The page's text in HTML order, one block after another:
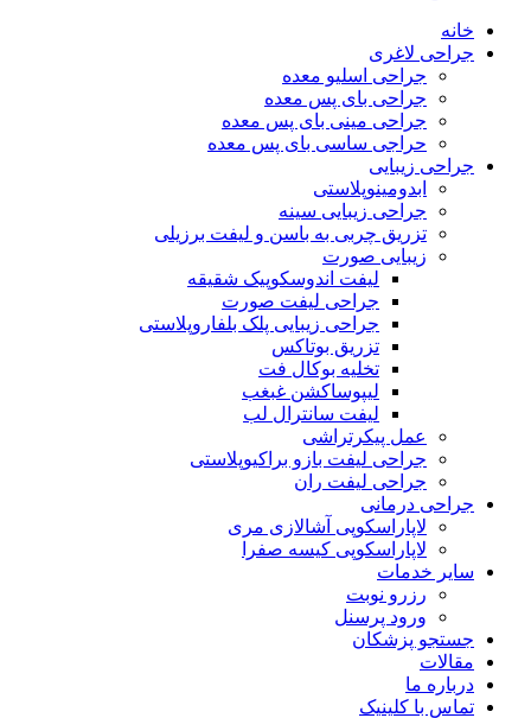
خانه
جراحی لاغری
جراحی اسلیو معده
جراحی بای پس معده
جراحی مینی بای پس معده
حراجی ساسی بای پس معده
جراحی زیبایی
ابدومینوپلاستی
جراحی زیبایی سینه
تزریق چربی به باسن و لیفت برزیلی
زیبایی صورت
لیفت اندوسکوپیک شقیقه
جراحی لیفت صورت
جراحی زیبایی پلک بلفاروپلاستی
تزریق بوتاکس
تخلیه بوکال فت
لیپوساکشن غبغب
لیفت سانترال لب
عمل پیکرتراشی
جراحی لیفت بازو براکیوپلاستی
جراحی لیفت ران
جراحی درمانی
لاپاراسکوپی آشالازی مری
لاپاراسکوپی کیسه صفرا
سایر خدمات
رزرو نوبت
ورود پرسنل
جستجو پزشکان
مقالات
درباره ما
تماس با کلینیک